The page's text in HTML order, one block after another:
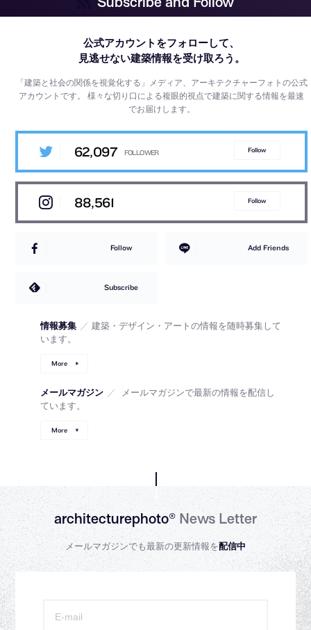
公式アカウントをフォローして、
見逃せない建築情報を受け取ろう。
「建築と社会の関係を視覚化する」メディア、アーキテクチャーフォトの公式
アカウントです。様々な切り口による複眼的視点で建築に関する情報を最速
でお届けします。
62,097 Follow
88,561 Follow
Follow Add Friends
Subscribe
情報募集 ／ 建築・デザイン・アートの情報を随時募集して
います。
More
メールマガジン ／
メールマガジンで最新の情報を配信し
ています。
More
architecturephoto®News Letter
メールマガジンでも最新の更新情報を配信中